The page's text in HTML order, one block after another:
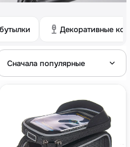
Декоративные
Сначала популярные